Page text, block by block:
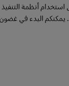
استخدام أنظمة التنفيذ
يمكنكم البدء في غضون